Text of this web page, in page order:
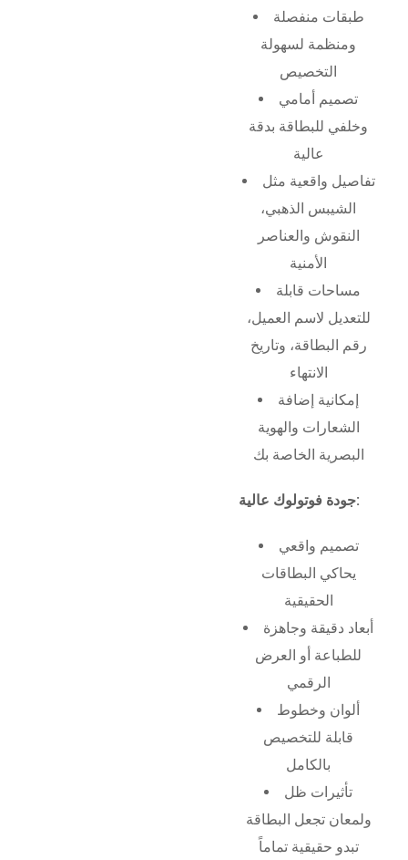
طبقات منفصلة
ومنظمة لسهولة
التخصيص
تصميم أمامي
وخلفي للبطاقة بدقة
عالية
تفاصيل واقعية مثل
الشيبس الذهبي،
النقوش والعناصر
الأمنية
مساحات قابلة
للتعديل لاسم العميل،
رقم البطاقة، وتاريخ
الانتهاء
إمكانية إضافة
الشعارات والهوية
البصرية الخاصة بك
جودة فوتولوك عالية:
تصميم واقعي
يحاكي البطاقات
الحقيقية
أبعاد دقيقة وجاهزة
للطباعة أو العرض
الرقمي
ألوان وخطوط
قابلة للتخصيص
بالكامل
تأثيرات ظل
ولمعان تجعل البطاقة
تبدو حقيقية تماماً